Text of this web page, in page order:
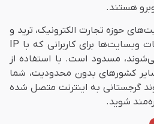
هستند.
حوزه تجارت الکترونیک، ترید و
یا استفاده از برخی از خدمات وب‎سایت‌ها برای کاربرانی که با IP
مسدود است. با استفاده از
کشور‌های بدون محدودیت، شما
گرجستانی به اینترنت متصل شده
شوید.